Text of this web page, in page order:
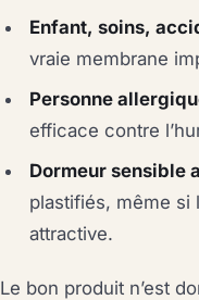
Enfant, soins,
vraie membrane
Personne
efficace contre
Dormeur sensible
plastifiés, même si
attractive.
Le bon produit n’est